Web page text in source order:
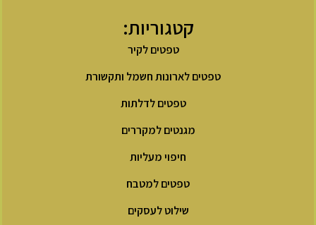
קטגוריות:
טפטים לקיר
טפטים לארונות חשמל ותקשורת
טפטים לדלתות
מגנטים למקררים
חיפוי מעליות
טפטים למטבח
שילוט לעסקים